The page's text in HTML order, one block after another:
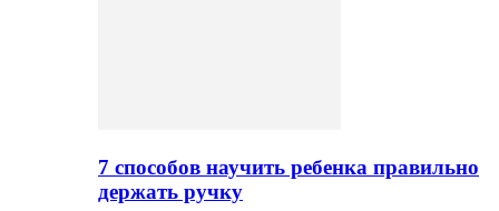
7 способов научить ребенка правильно
держать ручку